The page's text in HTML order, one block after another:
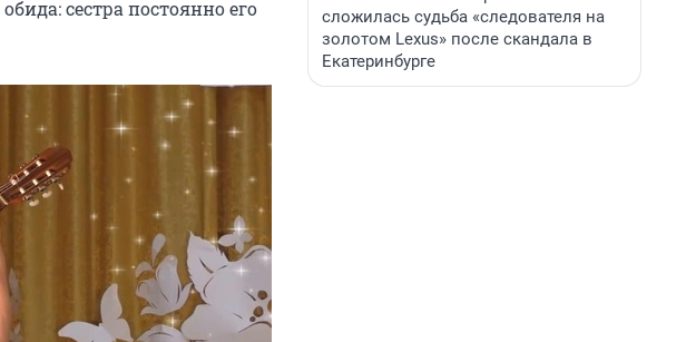
сестра постоянно его
сложилась судьба «следователя на
золотом Lexus» после скандала в
Екатеринбурге